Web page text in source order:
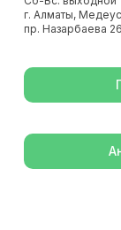
г. Алматы,
пр. Назарбаева